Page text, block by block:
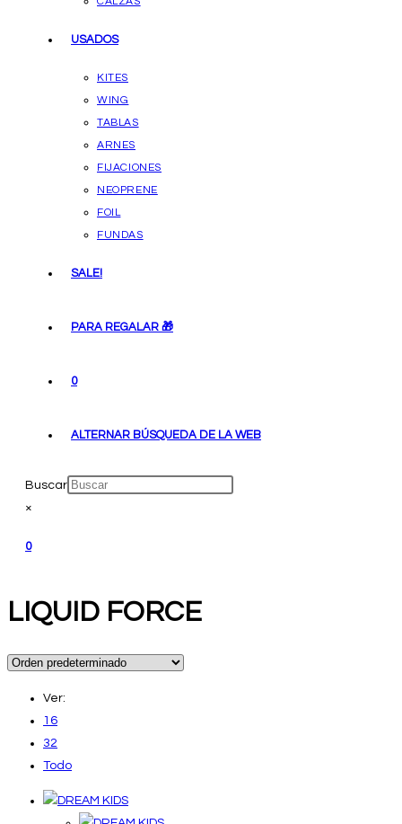
USADOS
KITES
WING
TABLAS
ARNES
FIJACIONES
NEOPRENE
FOIL
FUNDAS
SALE!
PARA REGALAR 🎁
0
ALTERNAR BÚSQUEDA DE LA WEB
Buscar
×
0
LIQUID FORCE
Ver:
16
32
Todo